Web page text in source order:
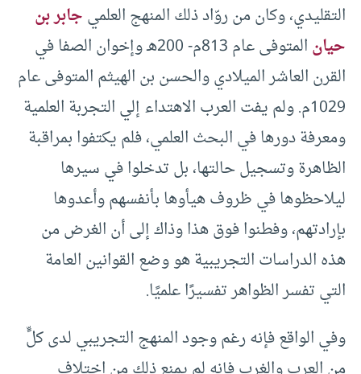
التقليدي، وكان من روّاد ذلك المنهج العلميجابر بن
حيان
المتوفى عام 813م- 200هـ وإخوان الصفا في
القرن العاشر الميلادي والحسن بن الهيثم المتوفى عام
1029م. ولم يفت العرب الاهتداء إلي التجربة العلمية
ومعرفة دورها في البحث العلمي، فلم يكتفوا بمراقبة
الظاهرة وتسجيل حالتها، بل تدخلوا في سيرها
ليلاحظوها في ظروف هيأوها بأنفسهم وأعدوها
بإرادتهم، وفطنوا فوق هذا وذاك إلى أن الغرض من
هذه الدراسات التجريبية هو وضع القوانين العامة
التي تفسر الظواهر تفسيرًا علميًا.
وفي الواقع فإنه رغم وجود المنهج التجريبي لدى كلٍّ